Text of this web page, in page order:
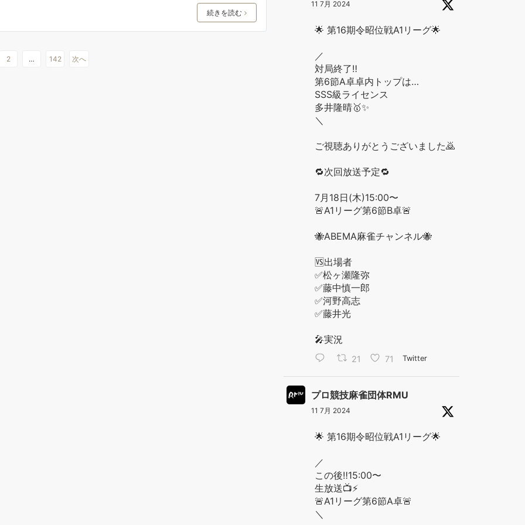
続きを読む
2 … 142 次へ
11 7月 2024
🌟 第16期令昭位戦A1リーグ🌟
／
対局終了‼️
第6節A卓卓内トップは…
SSS級ライセンス
多井隆晴🥇✨
＼
ご視聴ありがとうございました🙇
🔁次回放送予定🔁
7月18日(木)15:00〜
🚨A1リーグ第6節B卓🚨
🐝ABEMA麻雀チャンネル🐝
🆚出場者
✅松ヶ瀬隆弥
✅藤中慎一郎
✅河野高志
✅藤井光
🎤実況
21 71 Twitter
プロ競技麻雀団体RMU
11 7月 2024
🌟 第16期令昭位戦A1リーグ🌟
／
この後‼️15:00〜
生放送📺⚡️
🚨A1リーグ第6節A卓🚨
＼